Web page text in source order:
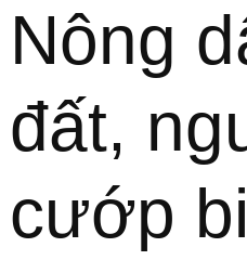
Nông
đất,
cướp